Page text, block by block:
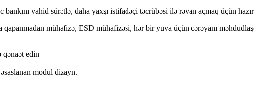
bankını vahid sürətlə, daha yaxşı istifadəçi təcrübəsi ilə rəvan açmaq üçün
mühafizə, ESD mühafizəsi, hər bir yuva üçün cərəyanı
edin
modul dizayn.